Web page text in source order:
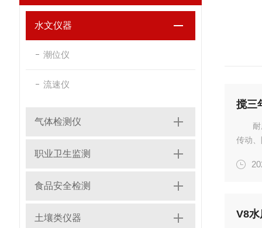
水文仪器
潮位仪
流速仪
气体检测仪
职业卫生监测
食品安全检测
土壤类仪器
搅三
传动
下，
V8